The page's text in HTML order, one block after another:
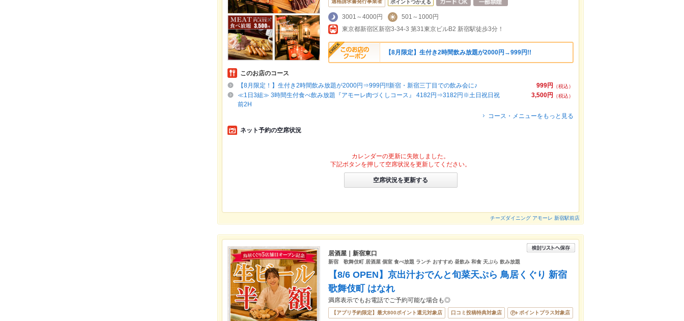
適格請求書発行事業者 ポイントつかえる
3001～4000円
501～1000円
東京都新宿区新宿3-34-3 第31東京ビルB2 新宿駅徒歩3分！
【8月限定】生付き2時間飲み放題が2000円→999円!!
このお店のコース
999円
（税込）
【8月限定！】生付き2時間飲み放題が2000円⇒999円!!新宿・新宿三丁目での飲み会に♪
3,500円
（税込）
≪1日3組≫ 3時間生付食べ飲み放題『アモーレ肉づくしコース』 4182円⇒3182円※土日祝日祝
前2H
コース・メニューをもっと見る
ネット予約の空席状況
カレンダーの更新に失敗しました。
下記ボタンを押して空席状況を更新してください。
空席状況を更新する
チーズダイニング アモーレ 新宿駅前店
居酒屋｜新宿東口
新宿 歌舞伎町 居酒屋 個室 食べ放題 ランチ おすすめ 昼飲み 和食 天ぷら 飲み放題
【8/6 OPEN】京出汁おでんと旬菜天ぷら 鳥居くぐり 新宿
歌舞伎町 はなれ
満席表示でもお電話でご予約可能な場合も◎
【アプリ予約限定】最大800ポイント還元対象店 口コミ投稿特典対象店 ポイントプラス対象店